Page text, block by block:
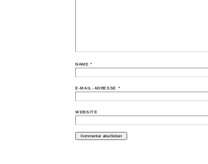
NAME*
E-MAIL-ADRESSE *
WEBSITE